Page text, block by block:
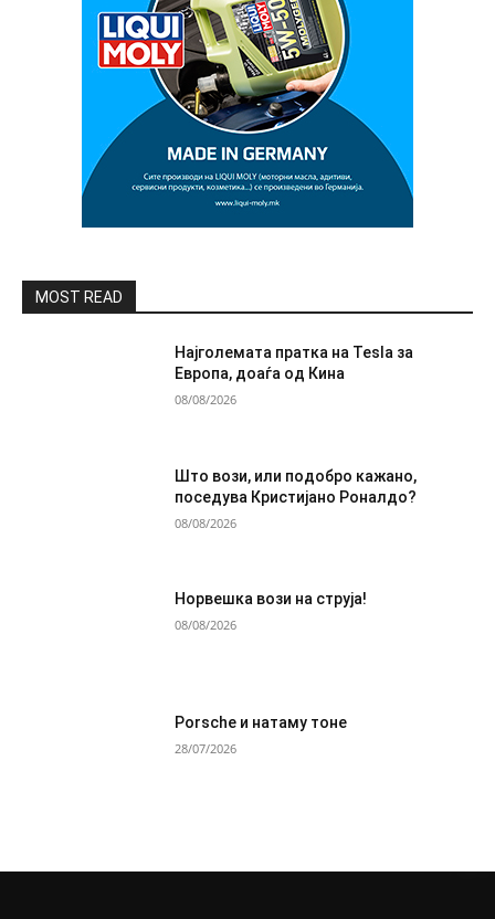
MOST READ
Најголемата пратка на Tesla за
Европа, доаѓа од Кина
08/08/2026
Што вози, или подобро кажано,
поседува Кристијано Роналдо?
08/08/2026
Норвешка вози на струја!
08/08/2026
Porsche и натаму тоне
28/07/2026